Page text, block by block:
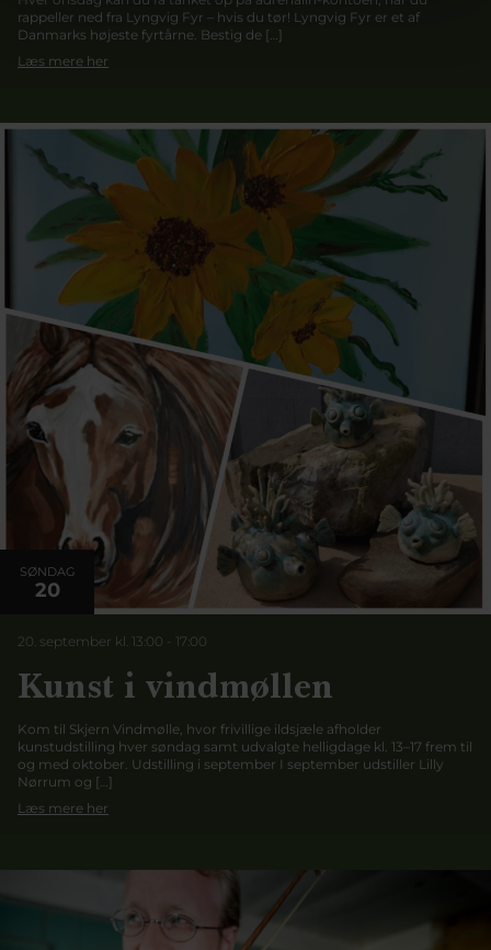
rappeller ned fra Lyngvig Fyr – hvis du tør! Lyngvig Fyr er et af
Danmarks højeste fyrtårne. Bestig de […]
Læs mere her
SØNDAG
20
20. september kl. 13:00 - 17:00
Kunst i vindmøllen
Kom til Skjern Vindmølle, hvor frivillige ildsjæle afholder
kunstudstilling hver søndag samt udvalgte helligdage kl. 13–17 frem til
og med oktober. Udstilling i september I september udstiller Lilly
Nørrum og […]
Læs mere her